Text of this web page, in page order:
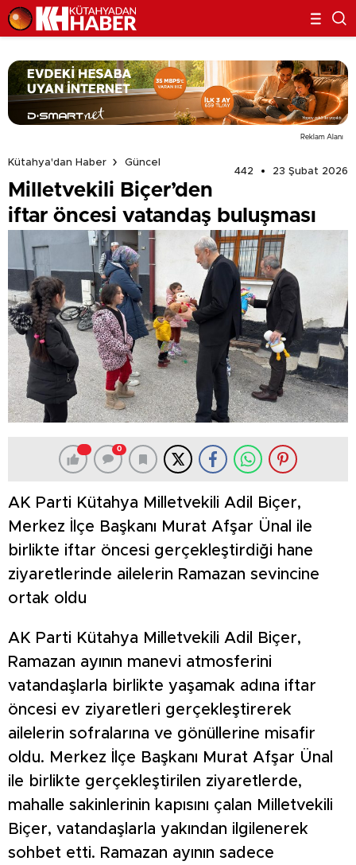
Reklam Alanı
Kütahya'dan Haber
Güncel
442
23 Şubat 2026
Milletvekili Biçer’den
iftar öncesi vatandaş buluşması
0
AK Parti Kütahya Milletvekili Adil Biçer,
Merkez İlçe Başkanı Murat Afşar Ünal ile
birlikte iftar öncesi gerçekleştirdiği hane
ziyaretlerinde ailelerin Ramazan sevincine
ortak oldu
AK Parti Kütahya Milletvekili Adil Biçer,
Ramazan ayının manevi atmosferini
vatandaşlarla birlikte yaşamak adına iftar
öncesi ev ziyaretleri gerçekleştirerek
ailelerin sofralarına ve gönüllerine misafir
oldu. Merkez İlçe Başkanı Murat Afşar Ünal
ile birlikte gerçekleştirilen ziyaretlerde,
mahalle sakinlerinin kapısını çalan Milletvekili
Biçer, vatandaşlarla yakından ilgilenerek
sohbet etti. Ramazan ayının sadece